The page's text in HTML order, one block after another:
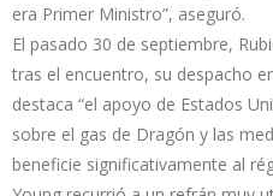
era Primer Ministro”, aseguró.
El pasado 30 de septiembre,
tras el encuentro, su despacho
destaca “el apoyo de Estados
sobre el gas de Dragón y las
beneficie significativamente al